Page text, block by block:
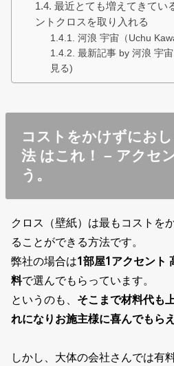
最近とても増えてきてい
ントクロスを取り入れる
河浪 宇宙（Uchu
最新記事 by 河浪 宇
見る)
コストをかけずにお
法 はこれ！ – アクセ
う。
クロス（壁紙）は最もコストを
ることができる方法です。
弊社の場合は1部屋1アクセント
料で選んでもらっています。
というのも、 そこまで材料代も
れになりお施主様に喜んでもら
しかし、大体の会社さんでは有